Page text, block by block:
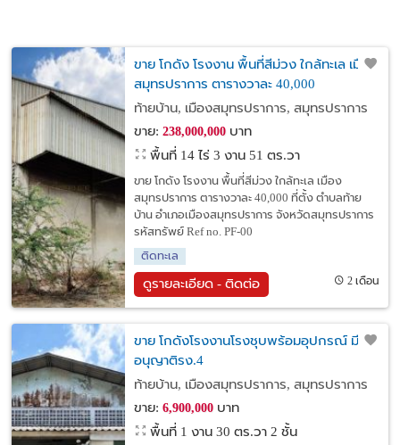
ขาย โกดัง โรงงาน พื้นที่สีม่วง ใกล้ทะเล เมือง
สมุทรปราการ ตารางวาละ 40,000
ท้ายบ้าน, เมืองสมุทรปราการ, สมุทรปราการ
ขาย: 238,000,000บาท
พื้นที่ 14 ไร่ 3 งาน 51 ตร.วา
ขาย โกดัง โรงงาน พื้นที่สีม่วง ใกล้ทะเล เมือง
สมุทรปราการ ตารางวาละ 40,000 ที่ตั้ง ตำบลท้าย
บ้าน อำเภอเมืองสมุทรปราการ จังหวัดสมุทรปราการ
รหัสทรัพย์ Ref no. PF-00
ติดทะเล
ดูรายละเอียด - ติดต่อ 2 เดือน
ขาย โกดังโรงงานโรงชุบพร้อมอุปกรณ์ มีใบ
อนุญาติรง.4
ท้ายบ้าน, เมืองสมุทรปราการ, สมุทรปราการ
ขาย: 6,900,000บาท
พื้นที่ 1 งาน 30 ตร.วา 2 ชั้น